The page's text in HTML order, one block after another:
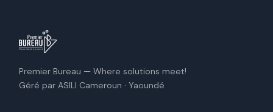
Premier Bureau — Where solutions meet!
Géré par ASILI Cameroun · Yaoundé